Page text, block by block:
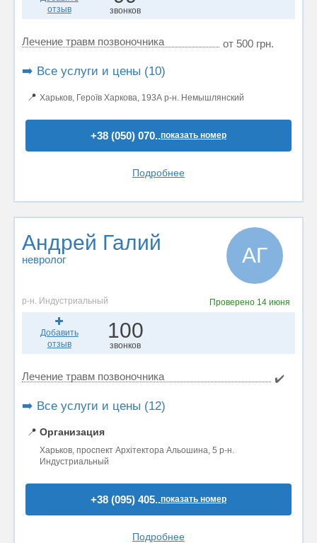
отзыв
звонков
Лечение травм позвоночника от 500 грн.
➡️ Все услуги и цены (10)
📍 Харьков, Героїв Харкова, 193А р-н. Немышлянский
+38 (050) 070..показать номер
Подробнее
Андрей Галий
невролог АГ
р-н. Индустриальный Проверено 14 июня
Добавить
отзыв
100
звонков
Лечение травм позвоночника ✔️
➡️ Все услуги и цены (12)
📍 Организация
Харьков, проспект Архітектора Альошина, 5 р-н.
Индустриальный
+38 (095) 405..показать номер
Подробнее